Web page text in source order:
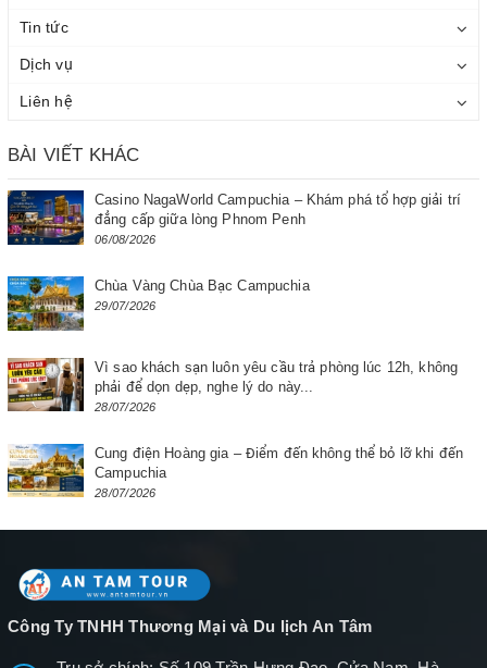
Tin tức
Dịch vụ
Liên hệ
BÀI VIẾT KHÁC
Casino NagaWorld Campuchia – Khám phá tổ hợp giải trí
đẳng cấp giữa lòng Phnom Penh
06/08/2026
Chùa Vàng Chùa Bạc Campuchia
29/07/2026
Vì sao khách sạn luôn yêu cầu trả phòng lúc 12h, không
phải để dọn dẹp, nghe lý do này...
28/07/2026
Cung điện Hoàng gia – Điểm đến không thể bỏ lỡ khi đến
Campuchia
28/07/2026
Công Ty TNHH Thương Mại và Du lịch An Tâm